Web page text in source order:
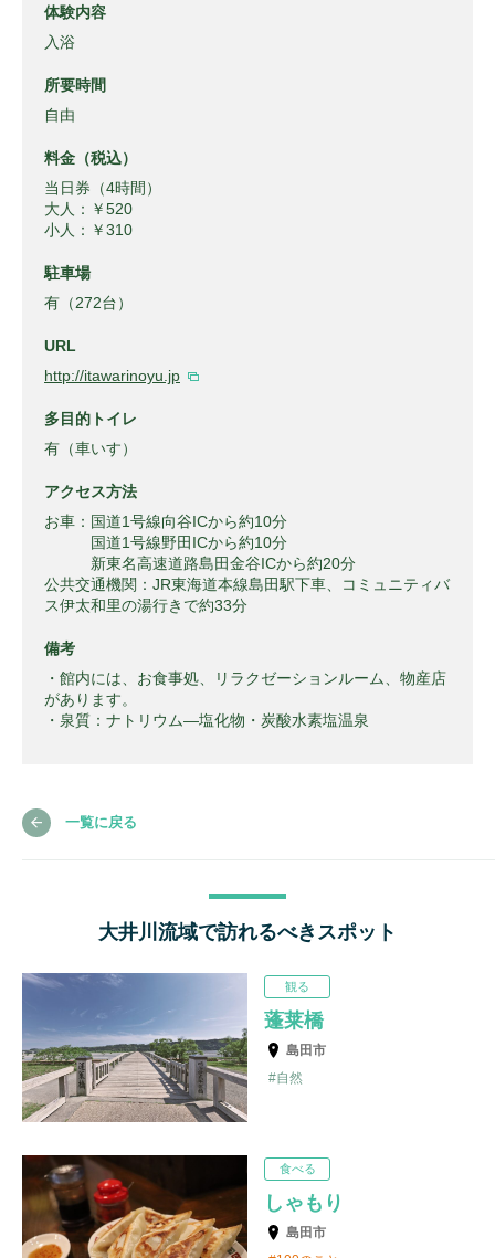
体験内容
入浴
所要時間
自由
料金（税込）
当日券（4時間）
大人：￥520
小人：￥310
駐車場
有（272台）
URL
http://itawarinoyu.jp
多目的トイレ
有（車いす）
アクセス方法
お車：国道1号線向谷ICから約10分
国道1号線野田ICから約10分
新東名高速道路島田金谷ICから約20分
公共交通機関：JR東海道本線島田駅下車、コミュニティバ
ス伊太和里の湯行きで約33分
備考
・館内には、お食事処、リラクゼーションルーム、物産店
があります。
・泉質：ナトリウム―塩化物・炭酸水素塩温泉
一覧に戻る
大井川流域で訪れるべきスポット
蓬莱橋
島田市
自然
観る
しゃもり
島田市
食べる